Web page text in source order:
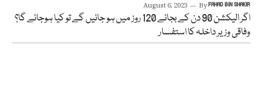
August 6, 2023 ByFAHAD BIN SHAKIR
اگر الیکشن 90 دن کے بجائے 120 روز میں ہو جائیں گے تو کیا ہوجائے گا؟
وفاقی وزیر داخلہ کا استفسار